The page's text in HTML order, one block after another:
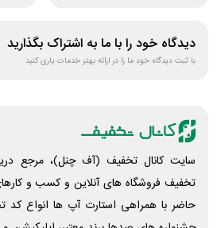
دیدگاه خود را با ما به اشتراک بگذارید
با ثبت دیدگاه خود ما را در ارائه بهتر خدمات یاری کنید
سایت کانال تخفیف (آف چنل)، مرجع
تخفیف فروشگاه های آنلاین و کسب و‌
حاضر با همراهی استارت آپ ها انواع کد